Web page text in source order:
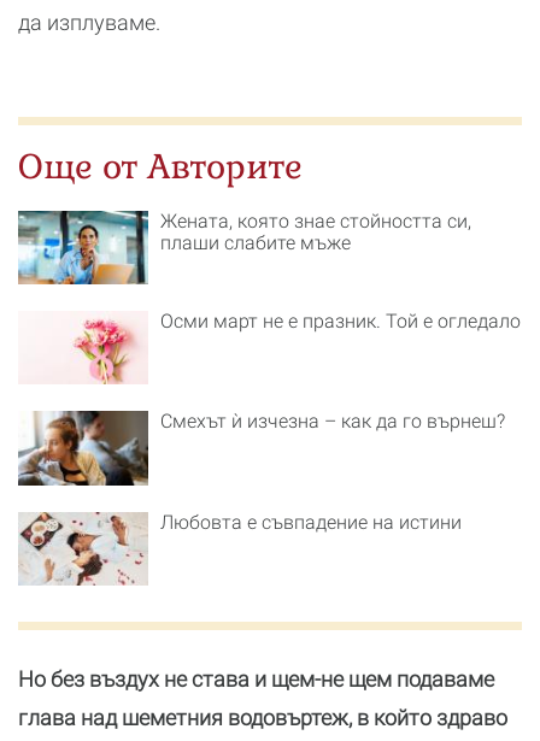
да изплуваме.
Още от Авторите
Жената, която знае стойността си,
плаши слабите мъже
Осми март не е празник. Той е огледало
Смехът ѝ изчезна – как да го върнеш?
Любовта е съвпадение на истини
Но без въздух не става и щем-не щем подаваме
глава над шеметния водовъртеж, в който здраво